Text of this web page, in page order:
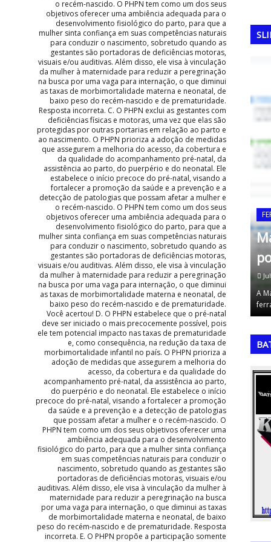
o recém-nascido. O PHPN tem como um dos seus
objetivos oferecer uma ambiência adequada para o
desenvolvimento fisiológico do parto, para que a
mulher sinta confiança em suas competências naturais
para conduzir o nascimento, sobretudo quando as
gestantes são portadoras de deficiências motoras,
visuais e/ou auditivas. Além disso, ele visa à vinculação
da mulher à maternidade para reduzir a peregrinação
na busca por uma vaga para internação, o que diminui
as taxas de morbimortalidade materna e neonatal, de
baixo peso do recém-nascido e de prematuridade.
Resposta incorreta. C. O PHPN exclui as gestantes com
deficiências físicas e motoras, uma vez que elas são
protegidas por outras portarias em relação ao parto e
ao nascimento. O PHPN prioriza a adoção de medidas
que assegurem a melhoria do acesso, da cobertura e
da qualidade do acompanhamento pré-natal, da
assistência ao parto, do puerpério e do neonatal. Ele
estabelece o início precoce do pré-natal, visando a
fortalecer a promoção da saúde e a prevenção e a
detecção de patologias que possam afetar a mulher e
o recém-nascido. O PHPN tem como um dos seus
objetivos oferecer uma ambiência adequada para o
desenvolvimento fisiológico do parto, para que a
mulher sinta confiança em suas competências naturais
para conduzir o nascimento, sobretudo quando as
gestantes são portadoras de deficiências motoras,
visuais e/ou auditivas. Além disso, ele visa à vinculação
da mulher à maternidade para reduzir a peregrinação
na busca por uma vaga para internação, o que diminui
as taxas de morbimortalidade materna e neonatal, de
baixo peso do recém-nascido e de prematuridade.
Você acertou! D. O PHPN estabelece que o pré-natal
deve ser iniciado o mais precocemente possível, pois
ele tem potencial impacto nas taxas de prematuridade
e, como consequência, na redução da taxa de
morbimortalidade infantil no país. O PHPN prioriza a
adoção de medidas que assegurem a melhoria do
acesso, da cobertura e da qualidade do
acompanhamento pré-natal, da assistência ao parto,
do puerpério e do neonatal. Ele estabelece o início
precoce do pré-natal, visando a fortalecer a promoção
da saúde e a prevenção e a detecção de patologias
que possam afetar a mulher e o recém-nascido. O
PHPN tem como um dos seus objetivos oferecer uma
ambiência adequada para o desenvolvimento
fisiológico do parto, para que a mulher sinta confiança
em suas competências naturais para conduzir o
nascimento, sobretudo quando as gestantes são
portadoras de deficiências motoras, visuais e/ou
auditivas. Além disso, ele visa à vinculação da mulher à
maternidade para reduzir a peregrinação na busca
por uma vaga para internação, o que diminui as taxas
de morbimortalidade materna e neonatal, de baixo
peso do recém-nascido e de prematuridade. Resposta
incorreta. E. O PHPN propõe a participação somente
A
a